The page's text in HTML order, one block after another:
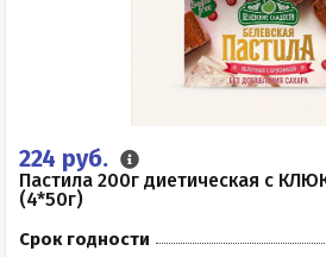
224 руб.
Пастила 200г диетическая с
(4*50г)
Срок годности